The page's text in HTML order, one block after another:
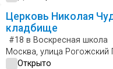
Церковь Николая
кладбище
#18 в Воскресная школа
Москва, улица Рогожский
Открыто